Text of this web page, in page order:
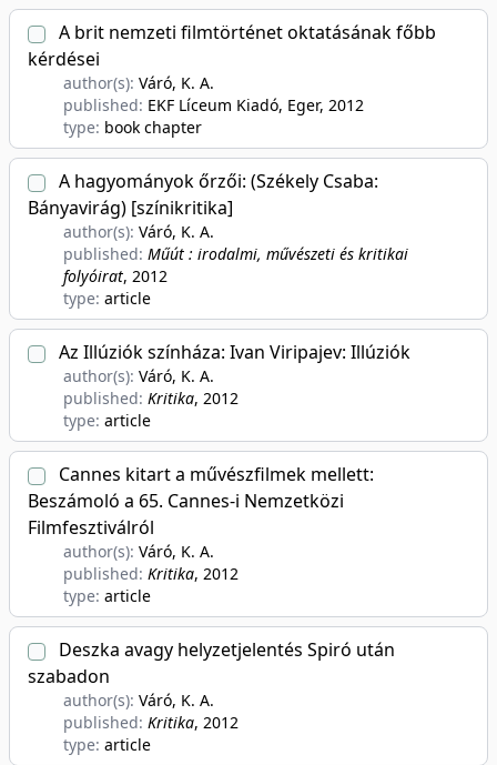
A brit nemzeti filmtörténet oktatásának főbb
kérdései
author(s): Váró, K. A.
published: EKF Líceum Kiadó, Eger, 2012
type: book chapter
A hagyományok őrzői: (Székely Csaba:
Bányavirág) [színikritika]
author(s): Váró, K. A.
published: Műút : irodalmi, művészeti és kritikai
folyóirat, 2012
type: article
Az Illúziók színháza: Ivan Viripajev: Illúziók
author(s): Váró, K. A.
published: Kritika, 2012
type: article
Cannes kitart a művészfilmek mellett:
Beszámoló a 65. Cannes-i Nemzetközi
Filmfesztiválról
author(s): Váró, K. A.
published: Kritika, 2012
type: article
Deszka avagy helyzetjelentés Spiró után
szabadon
author(s): Váró, K. A.
published: Kritika, 2012
type: article